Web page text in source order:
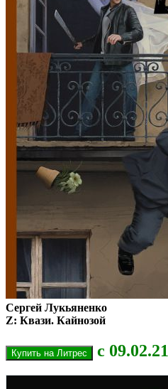
Сергей Лукьяненко
Z: Квази. Кайнозой
с 09.02.21